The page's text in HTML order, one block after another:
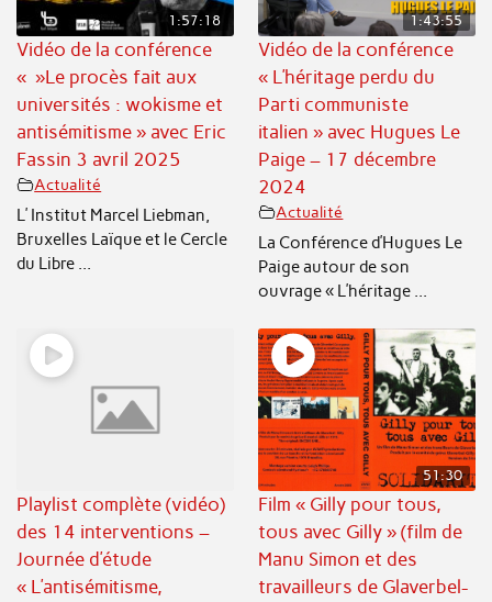
1:57:18
Vidéo de la conférence
« »Le procès fait aux
universités : wokisme et
antisémitisme » avec Eric
Fassin 3 avril 2025
Actualité
L’ Institut Marcel Liebman,
Bruxelles Laïque et le Cercle
du Libre ...
1:43:55
Vidéo de la conférence
« L’héritage perdu du
Parti communiste
italien » avec Hugues Le
Paige – 17 décembre
2024
Actualité
La Conférence d’Hugues Le
Paige autour de son
ouvrage « L’héritage ...
Playlist complète (vidéo)
des 14 interventions –
Journée d’étude
« L’antisémitisme,
51:30
Film « Gilly pour tous,
tous avec Gilly » (film de
Manu Simon et des
travailleurs de Glaverbel-